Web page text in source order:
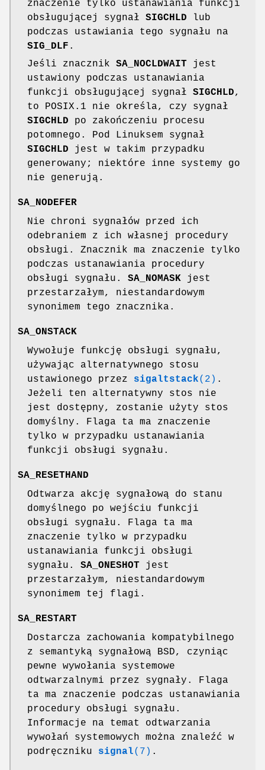
znaczenie tylko ustanawiania funkcji
obsługującej sygnał SIGCHLD lub
podczas ustawiania tego sygnału na
SIG_DLF .
Jeśli znacznik SA_NOCLDWAIT jest
ustawiony podczas ustanawiania
funkcji obsługującej sygnał SIGCHLD,
to POSIX.1 nie określa, czy sygnał
SIGCHLD po zakończeniu procesu
potomnego. Pod Linuksem sygnał
SIGCHLD jest w takim przypadku
generowany; niektóre inne systemy go
nie generują.
SA_NODEFER
Nie chroni sygnałów przed ich
odebraniem z ich własnej procedury
obsługi. Znacznik ma znaczenie tylko
podczas ustanawiania procedury
obsługi sygnału. SA_NOMASK jest
przestarzałym, niestandardowym
synonimem tego znacznika.
SA_ONSTACK
Wywołuje funkcję obsługi sygnału,
używając alternatywnego stosu
ustawionego przez sigaltstack(2) .
Jeżeli ten alternatywny stos nie
jest dostępny, zostanie użyty stos
domyślny. Flaga ta ma znaczenie
tylko w przypadku ustanawiania
funkcji obsługi sygnału.
SA_RESETHAND
Odtwarza akcję sygnałową do stanu
domyślnego po wejściu funkcji
obsługi sygnału. Flaga ta ma
znaczenie tylko w przypadku
ustanawiania funkcji obsługi
sygnału. SA_ONESHOT jest
przestarzałym, niestandardowym
synonimem tej flagi.
SA_RESTART
Dostarcza zachowania kompatybilnego
z semantyką sygnałową BSD, czyniąc
pewne wywołania systemowe
odtwarzalnymi przez sygnały. Flaga
ta ma znaczenie podczas ustanawiania
procedury obsługi sygnału.
Informacje na temat odtwarzania
wywołań systemowych można znaleźć w
podręczniku signal(7) .